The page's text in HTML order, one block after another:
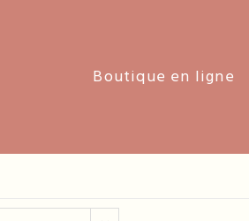
Boutique en ligne